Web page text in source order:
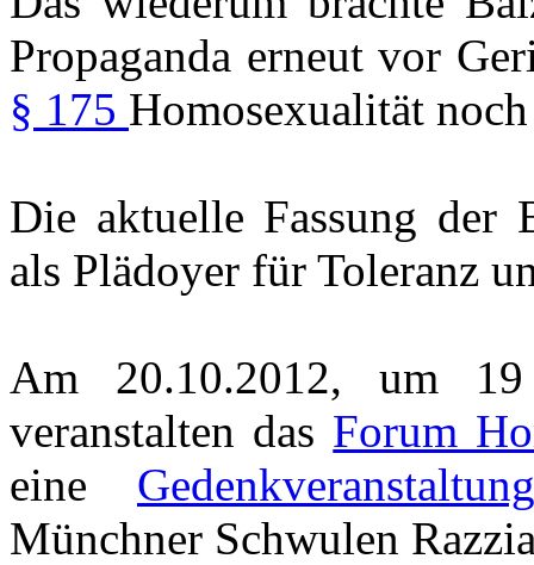
Propaganda erneut vor
§ 175 Homosexualität
Die aktuelle Fassung der
als Plädoyer für Toleranz
Am 20.10.2012, um 19
veranstalten das Forum
eine Gedenkveranstaltung
Münchner Schwulen